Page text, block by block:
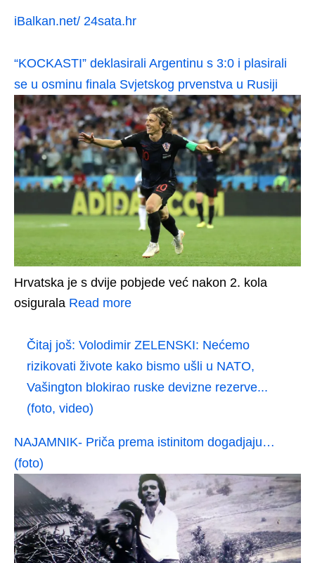
iBalkan.net/ 24sata.hr
“KOCKASTI” deklasirali Argentinu s 3:0 i plasirali
se u osminu finala Svjetskog prvenstva u Rusiji
Hrvatska je s dvije pobjede već nakon 2. kola
osigurala Read more
Čitaj još: Volodimir ZELENSKI: Nećemo
rizikovati živote kako bismo ušli u NATO,
Vašington blokirao ruske devizne rezerve...
(foto, video)
NAJAMNIK- Priča prema istinitom dogadjaju…
(foto)